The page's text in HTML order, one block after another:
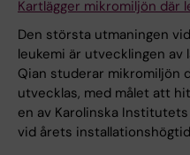
Kartlägger mikromiljön där
Den största utmaningen
leukemi är utvecklingen av
Qian studerar mikromiljön
utvecklas, med målet att
en av Karolinska
vid årets